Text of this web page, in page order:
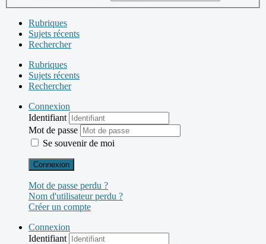
Rubriques
Sujets récents
Rechercher
Rubriques
Sujets récents
Rechercher
Connexion
Identifiant
Mot de passe
Se souvenir de moi
Connexion
Mot de passe perdu ?
Nom d'utilisateur perdu ?
Créer un compte
Connexion
Identifiant